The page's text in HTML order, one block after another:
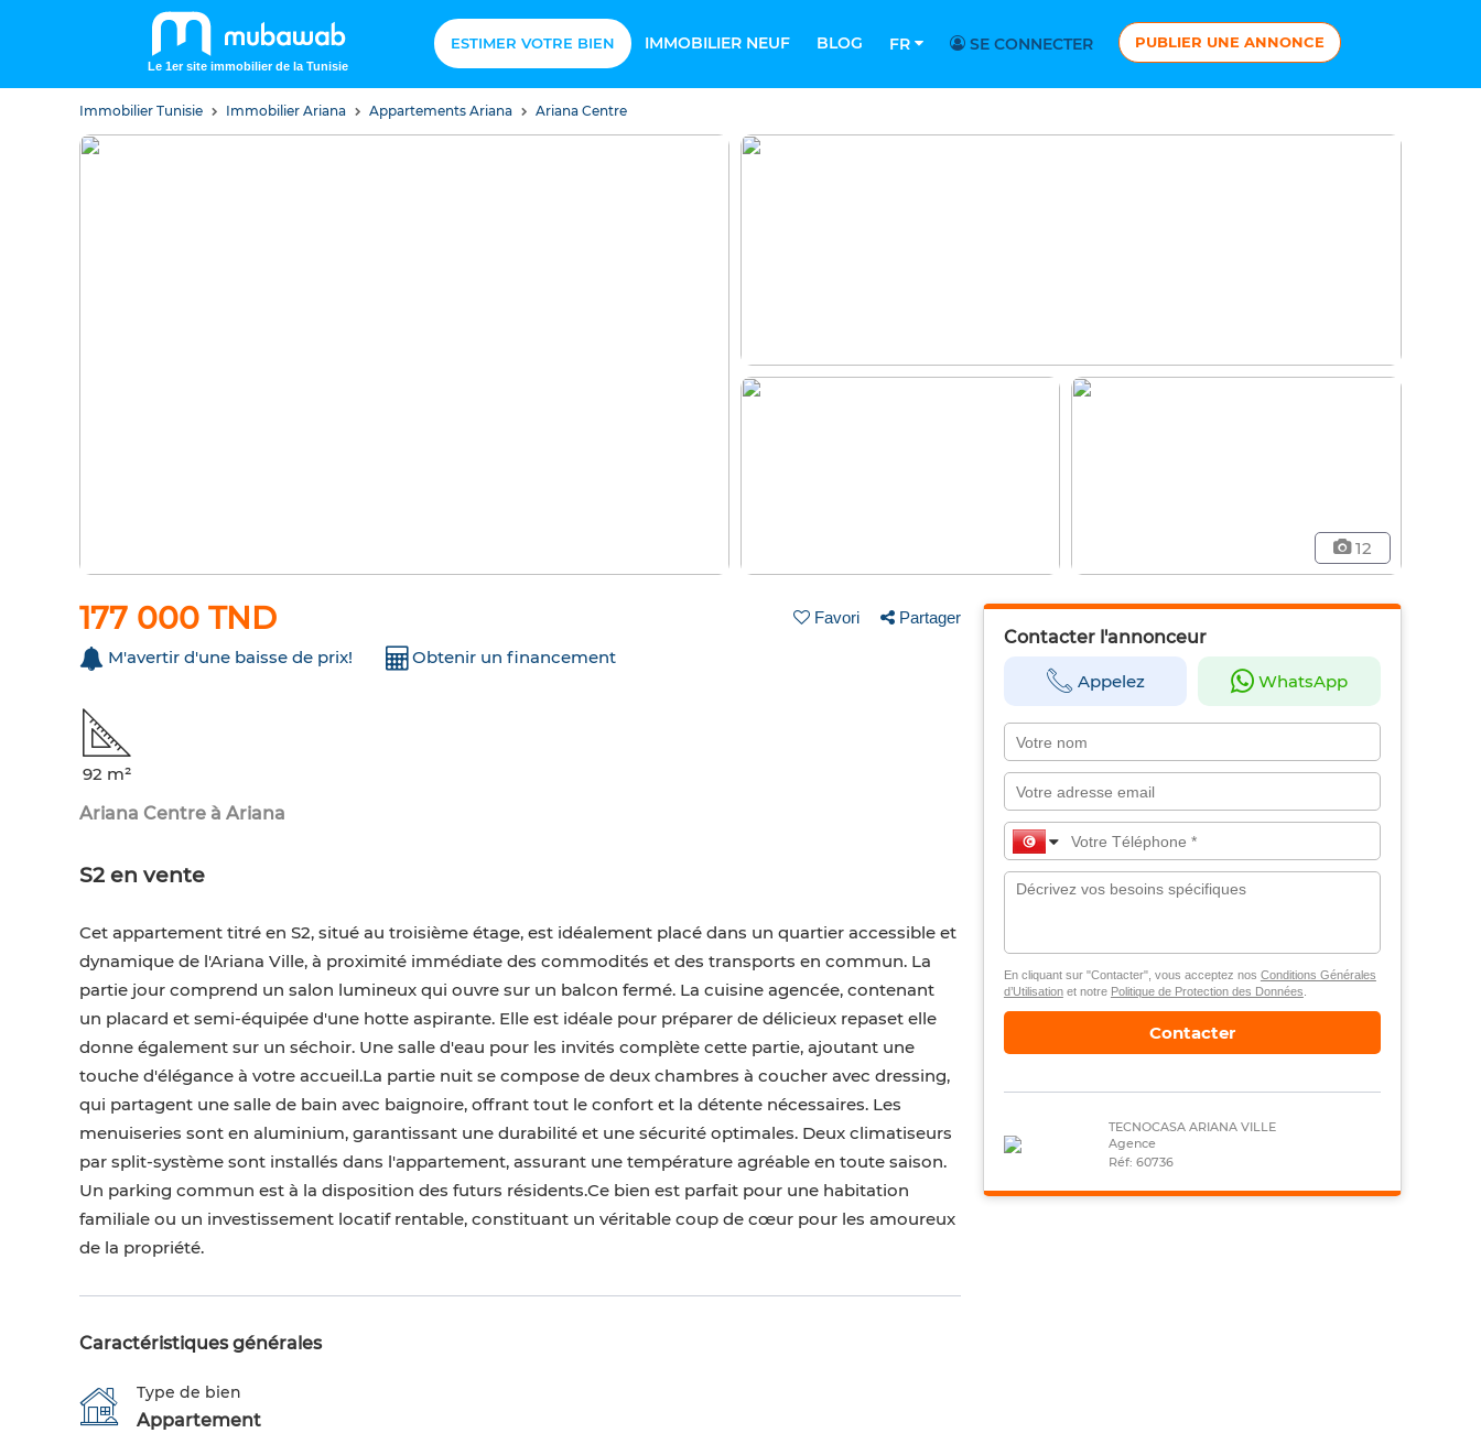
Le 1er site immobilier de la Tunisie
ESTIMER VOTRE BIEN IMMOBILIER NEUF BLOG FR SE CONNECTER PUBLIER UNE ANNONCE
Immobilier Tunisie Immobilier Ariana Appartements Ariana Ariana Centre
12
177 000 TND Favori Partager
M'avertir d'une baisse de prix! Obtenir un financement
92 m²
Ariana Centre à Ariana
S2 en vente
Cet appartement titré en S2, situé au troisième étage, est idéalement placé dans un quartier accessible et
dynamique de l'Ariana Ville, à proximité immédiate des commodités et des transports en commun. La
partie jour comprend un salon lumineux qui ouvre sur un balcon fermé. La cuisine agencée, contenant
un placard et semi-équipée d'une hotte aspirante. Elle est idéale pour préparer de délicieux repaset elle
donne également sur un séchoir. Une salle d'eau pour les invités complète cette partie, ajoutant une
touche d'élégance à votre accueil.La partie nuit se compose de deux chambres à coucher avec dressing,
qui partagent une salle de bain avec baignoire, offrant tout le confort et la détente nécessaires. Les
menuiseries sont en aluminium, garantissant une durabilité et une sécurité optimales. Deux climatiseurs
par split-système sont installés dans l'appartement, assurant une température agréable en toute saison.
Un parking commun est à la disposition des futurs résidents.Ce bien est parfait pour une habitation
familiale ou un investissement locatif rentable, constituant un véritable coup de cœur pour les amoureux
de la propriété.
Caractéristiques générales
Type de bien
Appartement
Contacter l'annonceur
Appelez WhatsApp
En cliquant sur "Contacter", vous acceptez nos Conditions Générales
d’Utilisationet notre Politique de Protection des Données
Contacter
TECNOCASA ARIANA VILLE
Agence
Réf: 60736